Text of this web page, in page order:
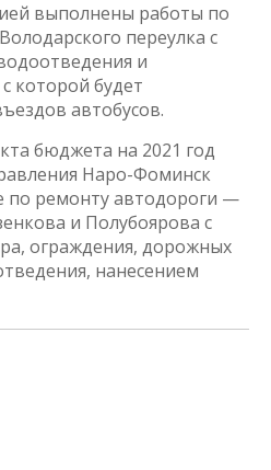
выполнены работы по
переулка с
и
которой будет
автобусов.
бюджета на 2021 год
Наро-Фоминск
по ремонту автодороги —
и Полубоярова с
ограждения, дорожных
нанесением